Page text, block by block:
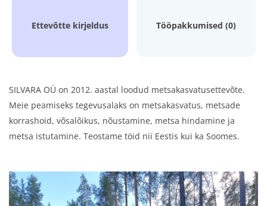
Ettevõtte kirjeldus Tööpakkumised (0)
SILVARA OÜ on 2012. aastal loodud metsakasvatusettevõte.
Meie peamiseks tegevusalaks on metsakasvatus, metsade
korrashoid, võsalõikus, nõustamine, metsa hindamine ja
metsa istutamine. Teostame töid nii Eestis kui ka Soomes.